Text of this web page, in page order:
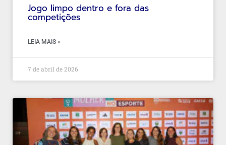
Jogo limpo dentro e fora das
competições
LEIA MAIS »
7 de abril de 2026